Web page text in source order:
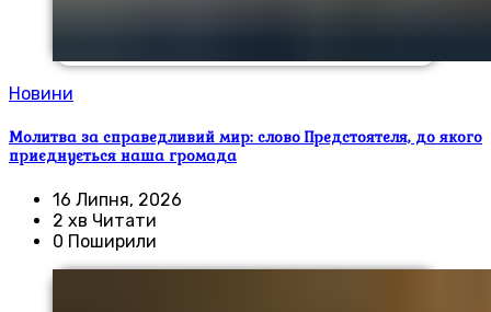
Новини
Молитва за справедливий мир: слово Предстоятеля, до якого
приєднується наша громада
16 Липня, 2026
2 хв Читати
0 Поширили